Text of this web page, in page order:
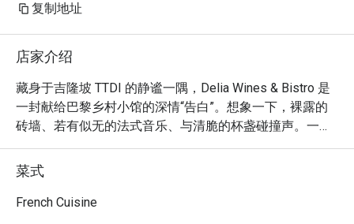
复制地址
店家介绍
藏身于吉隆坡 TTDI 的静谧一隅，Delia Wines & Bistro 是
一封献给巴黎乡村小馆的深情“告白”。想象一下，裸露的
砖墙、若有似无的法式音乐、与清脆的杯盏碰撞声。一位
来自法国香槟区的第四代酿酒师，在此打造了一个温馨如
家的“庇护所”。在这里，地道传统的法式家常美食不仅是
盘中佳肴，更是一种对生活的热情礼赞。我们诚邀您放慢
脚步，以纯正的巴黎风格，细细品味每一刻。
菜式
French Cuisine